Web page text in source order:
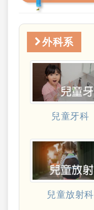
外科系
兒童牙科
兒童放射科